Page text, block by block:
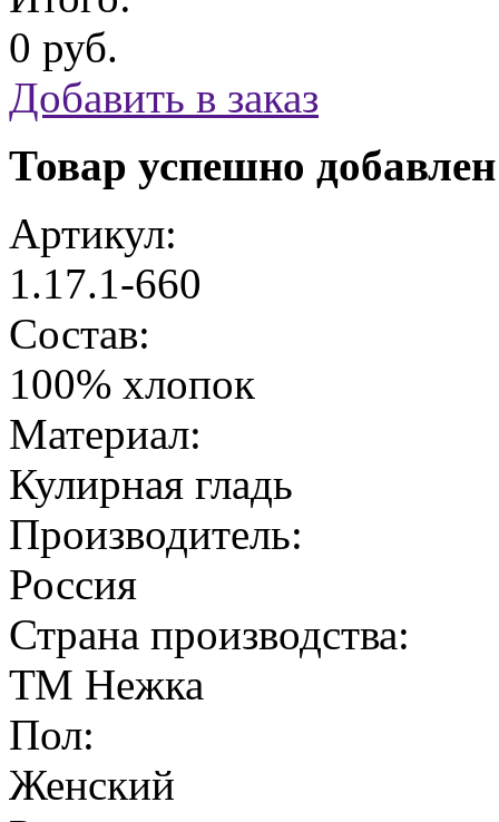
0 руб.
Добавить в заказ
Товар успешно
Артикул:
1.17.1-660
Состав:
100% хлопок
Материал:
Кулирная гладь
Производитель:
Россия
Страна производства:
ТМ Нежка
Пол:
Женский